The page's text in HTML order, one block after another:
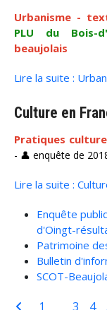
Urbanisme -
PLU du Bois-
beaujolais
Lire la suite :
Culture en
Pratiques
- 👤 enquête de
Lire la suite :
Enquête
d'Oingt-
Patrimoine
Bulletin
SCOT-
1 3 4